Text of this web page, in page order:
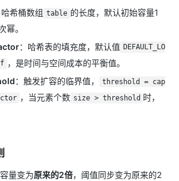
哈希桶数组 table 的长度，默认初始容量1
幂。
：哈希表的填充度，默认值 DEFAULT_LO
，是时间与空间成本的平衡值。
：触发扩容的临界值，
threshold = cap
，当元素个数 size > threshold 时，
量变为原来的2倍，阈值同步变为原来的2